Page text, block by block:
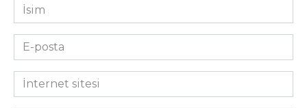
İsim
*
E-
posta
*İnternet
sitesi